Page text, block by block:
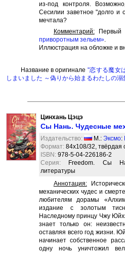
из-под контроля.
Сесилии заветное "долго и
мечтала?
Комментарий:Первый
приворотным зельем».
Иллюстрация на обложке и
Название в оригинале "恋する魔女
しまいました ～偽りから始まるわたしの溺
Цинхань Цэцэ
Сы Нань. Чудесные
Издательство: М.: Эксмо:
Формат: 84x108/32, твёрдая
ISBN: 978-5-04-226186-2
Серия: Freedom. Сы
литературы
Аннотация:
механических чудес и
любителям дорамы
издание с золотым
Наследному принцу Чжу
знает только он:
оставляя всего год жизни.
начинает собственное
одну ночь уничтожил